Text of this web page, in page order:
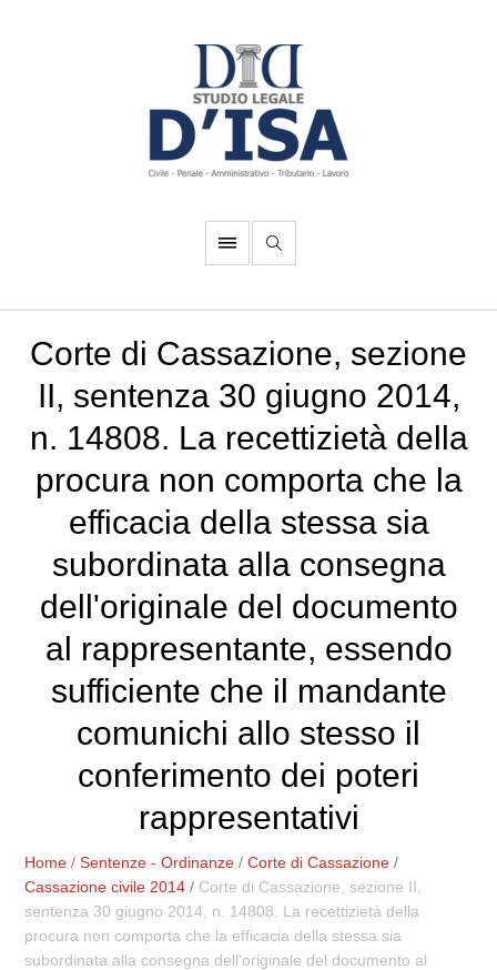
Corte di Cassazione, sezione
II, sentenza 30 giugno 2014,
n. 14808. La recettizietà della
procura non comporta che la
efficacia della stessa sia
subordinata alla consegna
dell'originale del documento
al rappresentante, essendo
sufficiente che il mandante
comunichi allo stesso il
conferimento dei poteri
rappresentativi
Home /Sentenze - Ordinanze /Corte di Cassazione /
Cassazione civile 2014 / Corte di Cassazione, sezione II,
sentenza 30 giugno 2014, n. 14808. La recettizietà della
procura non comporta che la efficacia della stessa sia
subordinata alla consegna dell'originale del documento al